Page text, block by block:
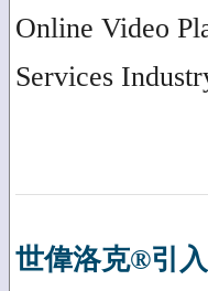
Online Video
Services
世偉洛克®引